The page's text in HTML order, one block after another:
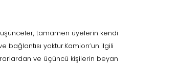
tamamen üyelerin kendi
yoktur.Kamion’un ilgili
ve üçüncü kişilerin beyan